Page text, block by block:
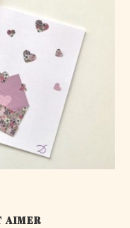
AIMER